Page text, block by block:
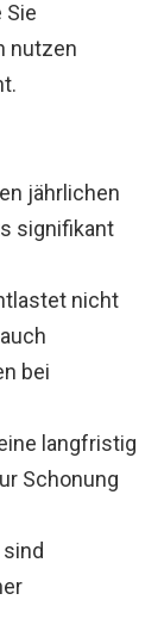
Sie
nutzen
jährlichen
signifikant
nicht
bei
langfristig
Schonung